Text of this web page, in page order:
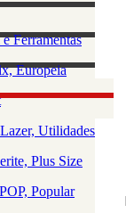
Acessórios
Masculino
e
Ferramentas
da Casa
Saúde
Europeia
Lingerie
Utilidades
Plus Size
Popular